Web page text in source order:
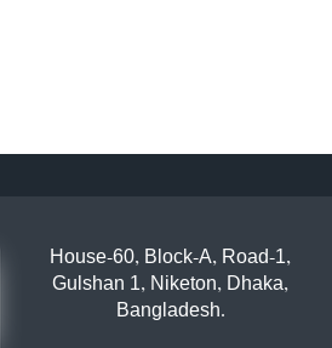
House-60, Block-A, Road-1,
Gulshan 1, Niketon, Dhaka,
Bangladesh.